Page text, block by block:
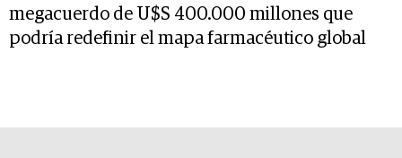
megacuerdo de U$S 400.000 millones que
podría redefinir el mapa farmacéutico global